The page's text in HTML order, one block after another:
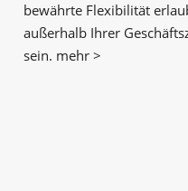
bewährte Flexibilität
außerhalb Ihrer
sein. mehr >